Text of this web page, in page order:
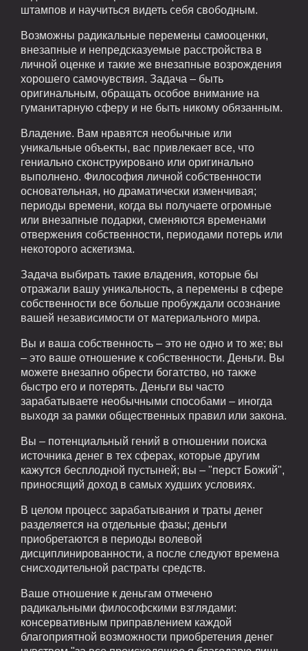
штампов и научиться видеть себя свободным.
Возможны радикальные перемены самооценки,
внезапные и непредсказуемые расстройства в
личной оценке и такие же внезапные возрождения
хорошего самочувствия. Задача – быть
оригинальным, обращать особое внимание на
гуманитарную сферу и не быть никому обязанным.
Владение. Вам нравятся необычные или
уникальные объекты, вас привлекает все, что
гениально сконструировано или оригинально
выполнено. Философия личной собственности
основательная, но драматически изменчивая;
периоды времени, когда вы получаете огромные
или внезапные подарки, сменяются временами
отвержения собственности, периодами потерь или
некоторого аскетизма.
Задача выбирать такие владения, которые бы
отражали вашу уникальность, а перемены в сфере
собственности все больше пробуждали осознание
вашей независимости от материального мира.
Вы и ваша собственность – это не одно и то же; вы
– это ваше отношение к собственности. Деньги. Вы
можете внезапно обрести богатство, но также
быстро его и потерять. Деньги вы часто
зарабатываете необычными способами – иногда
выходя за рамки общественных правил или закона.
Вы – потенциальный гений в отношении поиска
источника денег в тех сферах, которые другим
кажутся бесплодной пустыней; вы – "перст Божий",
приносящий доход в самых худших условиях.
В целом процесс зарабатывания и траты денег
разделяется на отдельные фазы; деньги
приобретаются в периоды волевой
дисциплинированности, а после следуют времена
снисходительной растраты средств.
Ваше отношение к деньгам отмечено
радикальными философскими взглядами:
консервативным приправлением каждой
благоприятной возможности приобретения денег